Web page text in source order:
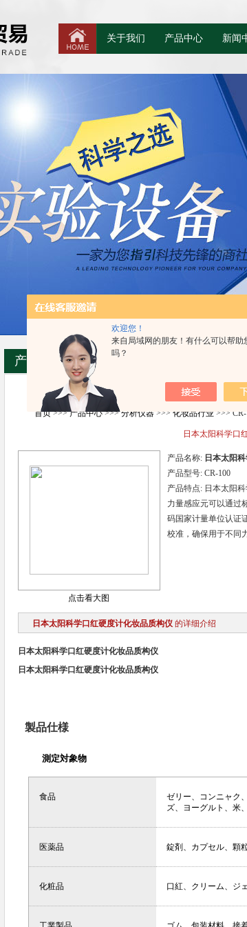
欢迎您！
来自局域网的朋友！有什么可以帮助
吗？
关于我们 产品中心 新闻
产品资料
首页>>>产品中心>>>分析仪器>>> 化妆品行业 >>>
日本太阳科学口
点击看大图
产品名称: 日本太阳
产品型号: CR-100
产品特点: 日本太阳
力量感应元可以通过
码国家计量单位认证
校准，确保用于不同
日本太阳科学口红硬度计化妆品质构仪 的详细介绍
日本太阳科学口红硬度计化妆品质构仪
日本太阳科学口红硬度计化妆品质构仪
製品仕様
測定対象物
食品
ゼリー、コンニャク
ズ、ヨーグルト、米
医薬品 錠剤、カプセル、顆
化粧品 口紅、クリーム、ジ